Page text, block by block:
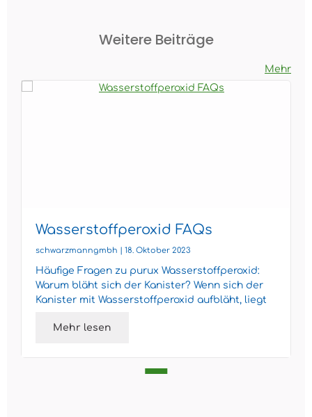
Weitere Beiträge
Mehr
Wasserstoffperoxid FAQs
schwarzmanngmbh | 18. Oktober 2023
Häufige Fragen zu purux Wasserstoffperoxid:
Warum bläht sich der Kanister? Wenn sich der
Kanister mit Wasserstoffperoxid aufbläht, liegt
Mehr lesen